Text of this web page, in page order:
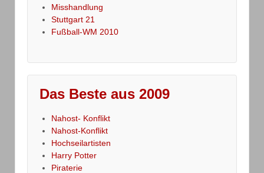
Misshandlung
Stuttgart 21
Fußball-WM 2010
Das Beste aus 2009
Nahost- Konflikt
Nahost-Konflikt
Hochseilartisten
Harry Potter
Piraterie